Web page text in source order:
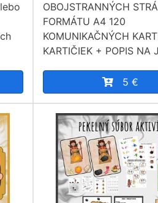
OBOJSTRANNÝCH
FORMÁTU A4 120
KOMUNIKAČNÝCH
KARTIČIEK + POPIS NA
5 €